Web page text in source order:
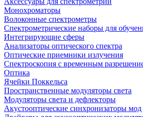
Монохроматоры
Волоконные спектрометры
Спектрометрические наборы для
Интегрирующие сферы
Анализаторы оптического спектра
Оптические приемники излучения
Спектроскопия с временным
Оптика
Ячейки Поккельса
Пространственные модуляторы света
Модуляторы света и дефлекторы
Акустооптические синхронизаторы мод